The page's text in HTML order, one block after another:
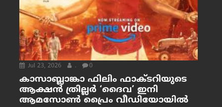
Jul 23, 2026 . 0
കാസാബ്ലാങ്കാ ഫിലിം ഫാക്ടറിയുടെ
ആക്ഷൻ ത്രില്ലർ ‘ദൈവ’ ഇനി
ആമസോൺ പ്രൈം വീഡിയോയിൽ